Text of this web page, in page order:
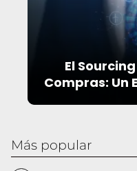
El
Compras: Un
Más popular